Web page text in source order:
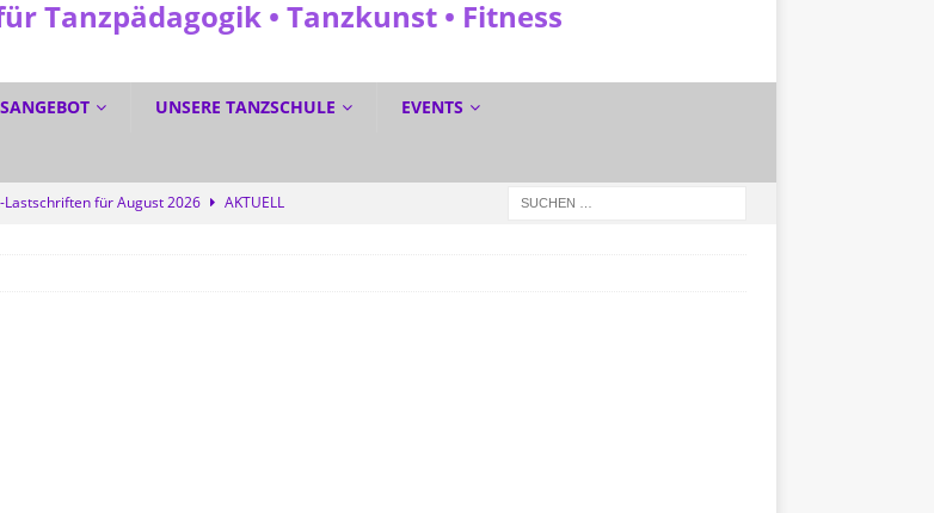
Tanzpädagogik • Tanzkunst • Fitness
UNSERE TANZSCHULE EVENTS
Lastschriften für August 2026
AKTUELL